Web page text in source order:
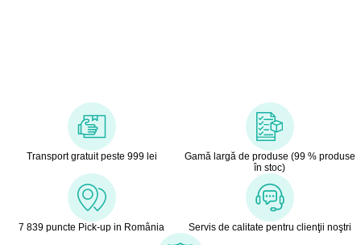
Transport gratuit peste 999 lei
Gamă largă de produse (99 % produse
în stoc)
7 839 puncte Pick-up in România Servis de calitate pentru clienţii noştri